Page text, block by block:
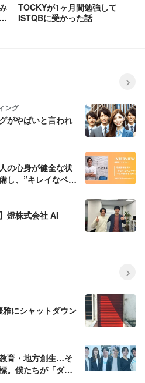
TOCKYが1ヶ月間勉強して
ISTQBに受かった話
ング
がやばいと言われ
の心身が健全な状
し、”キレイなベン
燈株式会社 AI
にシャットダウン
育・地方創生…そ
。僕たちが「ダイ